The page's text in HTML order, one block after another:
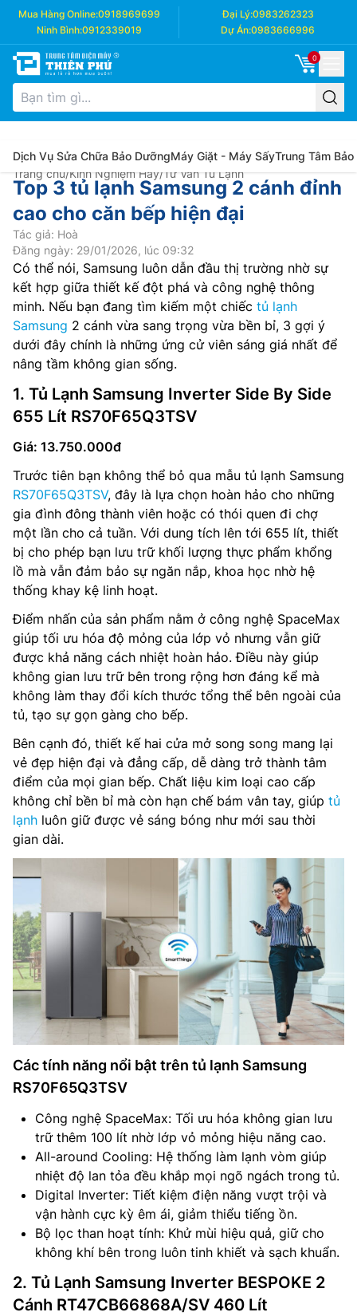
Mua Hàng Online:0918969699 Đại Lý:0983262323
Ninh Bình:0912339019 Dự Án:0983666996
0
Dịch Vụ Sửa Chữa Bảo DưỡngMáy Giặt - Máy SấyTrung Tâm Bảo
Trang chủ/Kinh Nghiệm Hay/Tư Vấn Tủ Lạnh
Top 3 tủ lạnh Samsung 2 cánh đỉnh
cao cho căn bếp hiện đại
Tác giả: Hoà
Đăng ngày: 29/01/2026, lúc 09:32
Có thể nói, Samsung luôn dẫn đầu thị trường nhờ sự
kết hợp giữa thiết kế đột phá và công nghệ thông
minh. Nếu bạn đang tìm kiếm một chiếc tủ lạnh
Samsung 2 cánh vừa sang trọng vừa bền bỉ, 3 gợi ý
dưới đây chính là những ứng cử viên sáng giá nhất để
nâng tầm không gian sống.
1. Tủ Lạnh Samsung Inverter Side By Side
655 Lít RS70F65Q3TSV
Giá: 13.750.000đ
Trước tiên bạn không thể bỏ qua mẫu tủ lạnh Samsung
RS70F65Q3TSV, đây là lựa chọn hoàn hảo cho những
gia đình đông thành viên hoặc có thói quen đi chợ
một lần cho cả tuần. Với dung tích lên tới 655 lít, thiết
bị cho phép bạn lưu trữ khối lượng thực phẩm khổng
lồ mà vẫn đảm bảo sự ngăn nắp, khoa học nhờ hệ
thống khay kệ linh hoạt.
Điểm nhấn của sản phẩm nằm ở công nghệ SpaceMax
giúp tối ưu hóa độ mỏng của lớp vỏ nhưng vẫn giữ
được khả năng cách nhiệt hoàn hảo. Điều này giúp
không gian lưu trữ bên trong rộng hơn đáng kể mà
không làm thay đổi kích thước tổng thể bên ngoài của
tủ, tạo sự gọn gàng cho bếp.
Bên cạnh đó, thiết kế hai cửa mở song song mang lại
vẻ đẹp hiện đại và đẳng cấp, dễ dàng trở thành tâm
điểm của mọi gian bếp. Chất liệu kim loại cao cấp
không chỉ bền bỉ mà còn hạn chế bám vân tay, giúp tủ
lạnh luôn giữ được vẻ sáng bóng như mới sau thời
gian dài.
Các tính năng nổi bật trên tủ lạnh Samsung
RS70F65Q3TSV
Công nghệ SpaceMax: Tối ưu hóa không gian lưu
trữ thêm 100 lít nhờ lớp vỏ mỏng hiệu năng cao.
All-around Cooling: Hệ thống làm lạnh vòm giúp
nhiệt độ lan tỏa đều khắp mọi ngõ ngách trong tủ.
Digital Inverter: Tiết kiệm điện năng vượt trội và
vận hành cực kỳ êm ái, giảm thiểu tiếng ồn.
Bộ lọc than hoạt tính: Khử mùi hiệu quả, giữ cho
không khí bên trong luôn tinh khiết và sạch khuẩn.
2. Tủ Lạnh Samsung Inverter BESPOKE 2
Cánh RT47CB66868A/SV 460 Lít